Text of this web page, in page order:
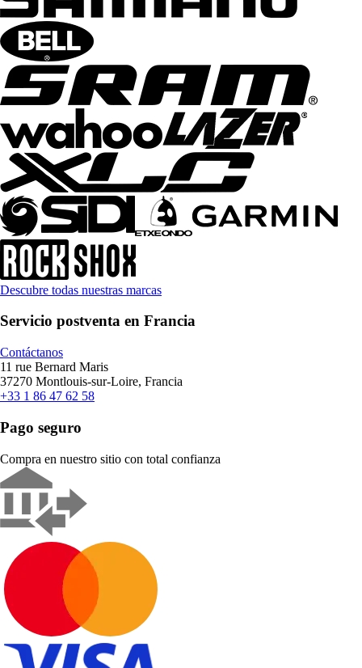
Descubre todas nuestras marcas
Servicio postventa en Francia
Contáctanos
11 rue Bernard Maris
37270 Montlouis-sur-Loire, Francia
+33 1 86 47 62 58
Pago seguro
Compra en nuestro sitio con total confianza